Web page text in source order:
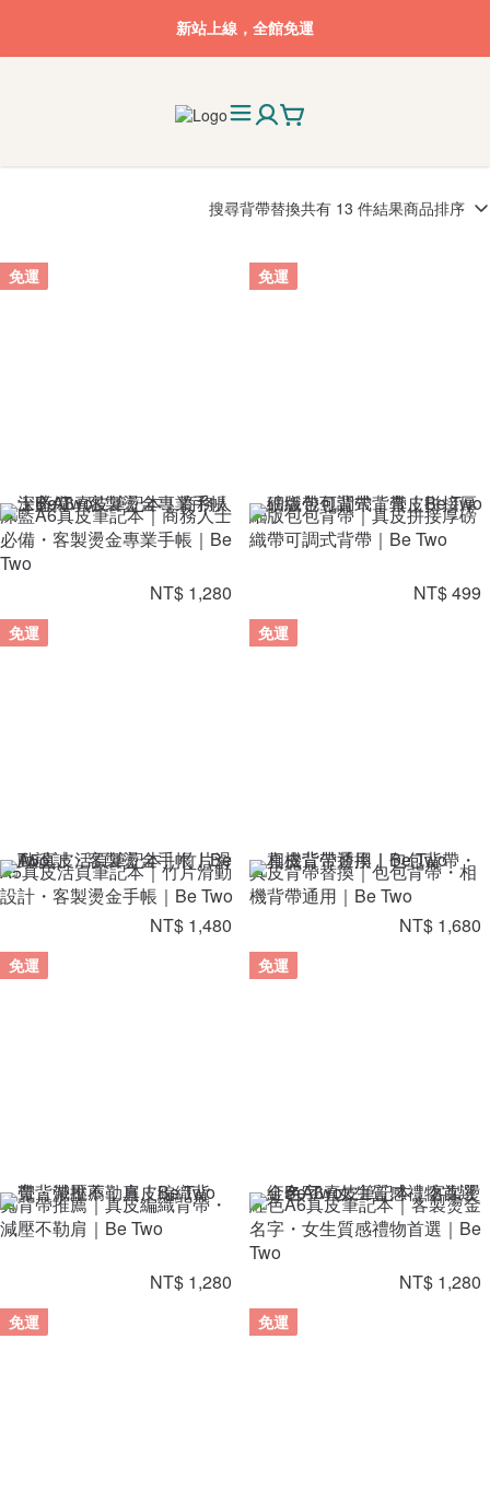
新站上線，全館免運
搜尋背帶替換共有 13 件結果商品排序
免運
深藍A6真皮筆記本｜商務人士
必備・客製燙金專業手帳｜Be
Two
NT$ 1,280
免運
細版包包背帶｜真皮拼接厚磅
織帶可調式背帶｜Be Two
NT$ 499
免運
A5真皮活頁筆記本｜竹片滑動
設計・客製燙金手帳｜Be Two
NT$ 1,480
免運
真皮背帶替換｜包包背帶・相
機背帶通用｜Be Two
NT$ 1,680
免運
寬背帶推薦｜真皮編織背帶・
減壓不勒肩｜Be Two
NT$ 1,280
免運
紅色A6真皮筆記本｜客製燙金
名字・女生質感禮物首選｜Be
Two
NT$ 1,280
免運 免運